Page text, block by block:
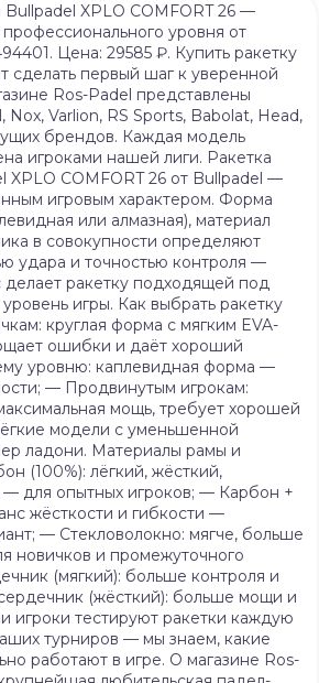
Bullpadel XPLO COMFORT 26 —
уровня от
Цена: 29585 ₽. Купить ракетку
сделать первый шаг к уверенной
Ros-Padel представлены
Nox, Varlion, RS Sports, Babolat, Head,
брендов. Каждая модель
игроками нашей лиги. Ракетка
XPLO COMFORT 26 от Bullpadel —
игровым характером. Форма
или алмазная), материал
в совокупности определяют
удара и точностью контроля —
делает ракетку подходящей под
игры. Как выбрать ракетку
круглая форма с мягким EVA-
ошибки и даёт хороший
уровню: каплевидная форма —
— Продвинутым игрокам:
мощь, требует хорошей
модели с уменьшенной
ладони. Материалы рамы и
(100%): лёгкий, жёсткий,
— для опытных игроков; — Карбон +
жёсткости и гибкости —
— Стекловолокно: мягче, больше
новичков и промежуточного
(мягкий): больше контроля и
(жёсткий): больше мощи и
игроки тестируют ракетки каждую
турниров — мы знаем, какие
работают в игре. О магазине Ros-